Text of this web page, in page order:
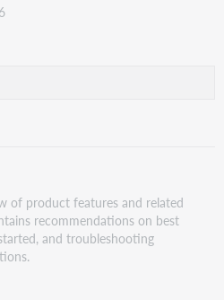
of product features and related
recommendations on best
and troubleshooting